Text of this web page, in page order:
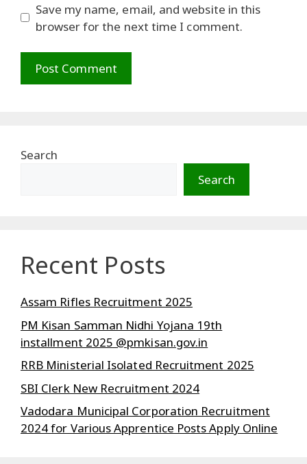
Save my name, email, and website in this
browser for the next time I comment.
Search
Search
Recent Posts
Assam Rifles Recruitment 2025
PM Kisan Samman Nidhi Yojana 19th
installment 2025 @pmkisan.gov.in
RRB Ministerial Isolated Recruitment 2025
SBI Clerk New Recruitment 2024
Vadodara Municipal Corporation Recruitment
2024 for Various Apprentice Posts Apply Online